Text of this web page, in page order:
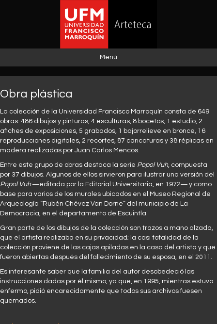
Menú
Obra plástica
La colección de la Universidad Francisco Marroquín consta de 649
obras: 486 dibujos y pinturas, 4 esculturas, 8 bocetos, 1 estudio, 2
afiches de exposiciones, 5 grabados, 1 bajorrelieve en bronce, 16
reproducciones digitales, 2 recortes, 87 caricaturas y 38 réplicas en
madera realizadas por Juan Carlos Mencos.
Entre este grupo de obras destaca la serie Popol Vuh, compuesta
por 37 dibujos. Algunos de ellos sirvieron para ilustrar una versión del
Popol Vuh―editada por la Editorial Universitaria, en 1972― y como
base para varios de los murales ubicados en el Museo Regional de
Arqueología “Rubén Chévez Van Dorne” del municipio de La
Democracia, en el departamento de Escuintla.
Gran parte de los dibujos de la colección son trazos a mano alzada,
que el artista realizaba en su privacidad; la casi totalidad de la
colección proviene de las cajas apiladas en la casa del artista y que
fueron abiertas después del fallecimiento de su esposa, en el 2011.
Es interesante saber que la familia del autor desobedeció las
instrucciones dadas por él mismo, ya que, en 1995, mientras estuvo
enfermo, pidió encarecidamente que todos sus archivos fuesen
quemados.